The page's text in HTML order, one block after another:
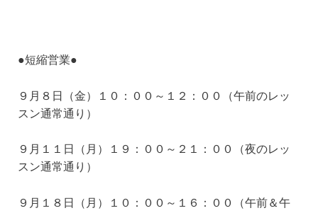
●短縮営業●
９月８日（金）１０：００～１２：００（午前のレッ
スン通常通り）
９月１１日（月）１９：００～２１：００（夜のレッ
スン通常通り）
９月１８日（月）１０：００～１６：００（午前＆午